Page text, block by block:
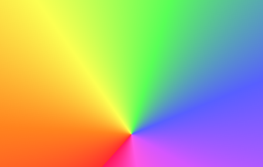
Korrekturlæs grundigt
Før du sender din ansøgning, korrekturlæs grundigt for at
fange eventuelle stavefejl eller fejl, der kan trække ned på